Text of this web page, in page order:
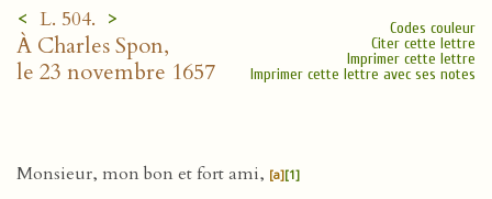
< L. 504. >
À Charles Spon,
le 23 novembre 1657
Codes couleur
Citer cette lettre
Imprimer cette lettre
Imprimer cette lettre avec ses notes
Monsieur, mon bon et fort ami, [a][1]